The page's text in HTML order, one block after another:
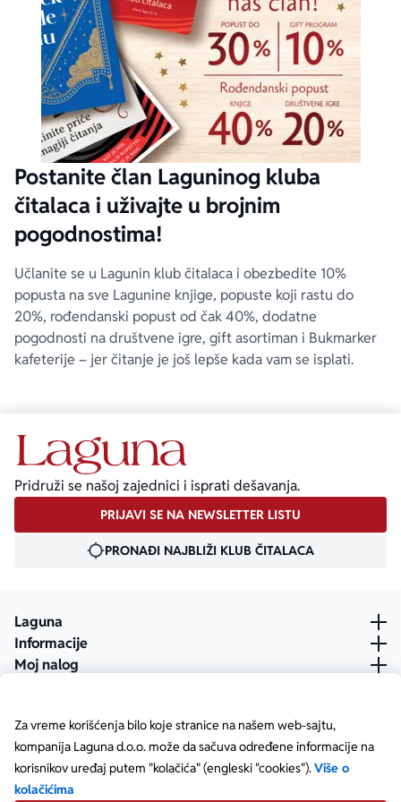
Za vreme korišćenja bilo koje stranice na našem web-sajtu,
kompanija Laguna d.o.o. može da sačuva određene informacije na
korisnikov uređaj putem "kolačića" (engleski "cookies").Više o
kolačićima
Postanite član Laguninog kluba
čitalaca i uživajte u brojnim
pogodnostima!
Učlanite se u Lagunin klub čitalaca i obezbedite 10%
popusta na sve Lagunine knjige, popuste koji rastu do
20%, rođendanski popust od čak 40%, dodatne
pogodnosti na društvene igre, gift asortiman i Bukmarker
kafeterije – jer čitanje je još lepše kada vam se isplati.
Pridruži se našoj zajednici i isprati dešavanja.
PRIJAVI SE NA NEWSLETTER LISTU
PRONAĐI NAJBLIŽI KLUB ČITALACA
Laguna
Informacije
Moj nalog